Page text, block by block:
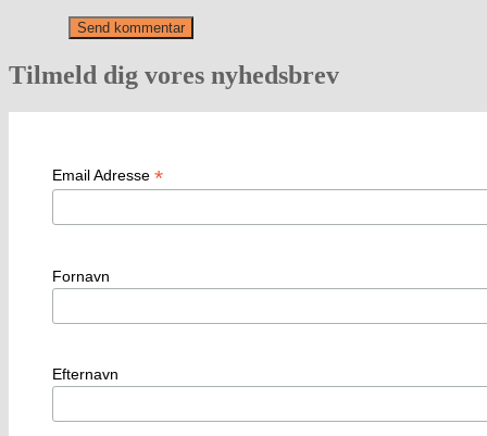
Tilmeld dig vores nyhedsbrev
Email Adresse *
Fornavn
Efternavn